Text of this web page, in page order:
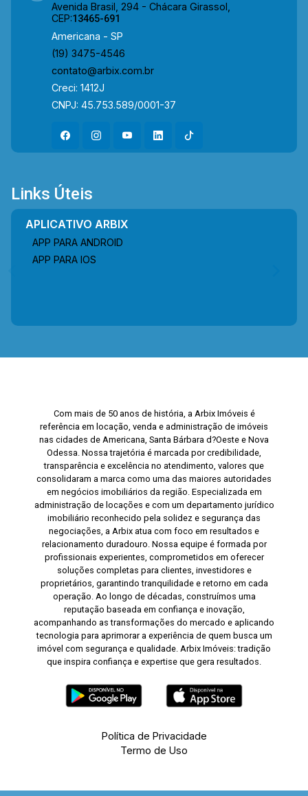
Avenida Brasil, 294 - Chácara Girassol,
CEP:13465-691
Americana - SP
(19) 3475-4546
contato@arbix.com.br
Creci: 1412J
CNPJ: 45.753.589/0001-37
Links Úteis
APLICATIVO ARBIX
APP PARA ANDROID
APP PARA IOS
Com mais de 50 anos de história, a Arbix Imóveis é
referência em locação, venda e administração de imóveis
nas cidades de Americana, Santa Bárbara d?Oeste e Nova
Odessa. Nossa trajetória é marcada por credibilidade,
transparência e excelência no atendimento, valores que
consolidaram a marca como uma das maiores autoridades
em negócios imobiliários da região. Especializada em
administração de locações e com um departamento jurídico
imobiliário reconhecido pela solidez e segurança das
negociações, a Arbix atua com foco em resultados e
relacionamento duradouro. Nossa equipe é formada por
profissionais experientes, comprometidos em oferecer
soluções completas para clientes, investidores e
proprietários, garantindo tranquilidade e retorno em cada
operação. Ao longo de décadas, construímos uma
reputação baseada em confiança e inovação,
acompanhando as transformações do mercado e aplicando
tecnologia para aprimorar a experiência de quem busca um
imóvel com segurança e qualidade. Arbix Imóveis: tradição
que inspira confiança e expertise que gera resultados.
Política de Privacidade
Termo de Uso